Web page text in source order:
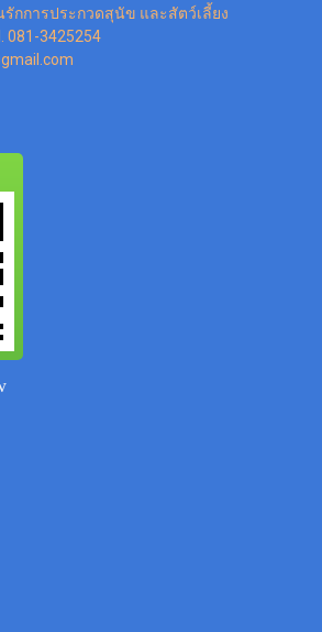
กการประกวดสุนัข และสัตว์เลี้ยง
081-3425254